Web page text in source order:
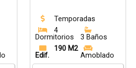
Temporadas
4
Dormitorios
3 Baños
190 M2
Edif.
Amoblado